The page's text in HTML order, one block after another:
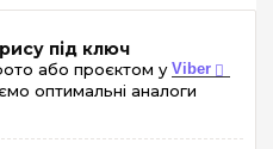
під ключ
або проєктом у Viber
оптимальні аналоги